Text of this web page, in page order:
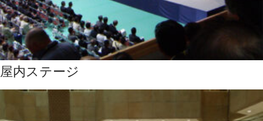
屋内ステージ